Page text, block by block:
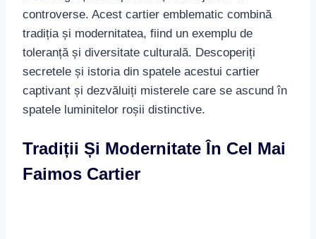
captivant și dezvăluiți misterele care se ascund în
spatele luminitelor roșii distinctive.
Tradiții Și Modernitate În Cel Mai
Faimos Cartier